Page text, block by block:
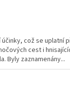
což se uplatní
cest i
Byly zaznamenány...